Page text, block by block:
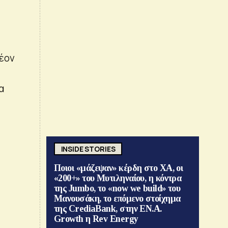
INSIDE STORIES
Ποιοι «μάζεψαν» κέρδη στο ΧΑ, οι
«200+» του Μυτιληναίου, η κόντρα
της Jumbo, το «now we build» του
Μανουσάκη, το επόμενο στοίχημα
της CrediaBank, στην ΕΝ.Α.
Growth η Rev Energy